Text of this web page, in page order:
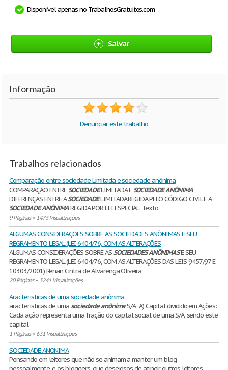
Disponível apenas no TrabalhosGratuitos.com
Salvar
Informação
Denunciar este trabalho
Trabalhos relacionados
Comparação entre sociedade Limitada e sociedade anônima
COMPARAÇÃO ENTRESOCIEDADELIMITADA ESOCIEDADEANÔNIMA
DIFERENÇAS ENTRE ASOCIEDADELIMITADA REGIDA PELO CÓDIGO CIVIL E A
SOCIEDADEANÔNIMAREGIDA POR LEI ESPECIAL. Texto
9 Páginas• 1475 Visualizações
ALGUMAS CONSIDERAÇÕES SOBRE AS SOCIEDADES ANÔNIMAS E SEU
REGRAMENTO LEGAL (LEI 6404/76, COM AS ALTERAÇÕES
ALGUMAS CONSIDERAÇÕES SOBRE ASSOCIEDADESANÔNIMASE SEU
REGRAMENTO LEGAL (LEI 6404/76, COM AS ALTERAÇÕES DAS LEIS 9457/97 E
10303/2001) Renan Cintra de Alvarenga Oliveira
20 Páginas• 3241 Visualizações
Aracterísticas de uma sociedade anônima
aracterísticas de umasociedadeanônimaS/A: A) Capital dividido em Ações:
Cada ação representa uma fração do capital social de uma S/A, sendo este
capital
1 Páginas• 631 Visualizações
SOCIEDADE ANONIMA
Pensando em leitores que não se animam a manter um blog